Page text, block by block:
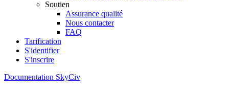
Soutien
Assurance qualité
Nous contacter
FAQ
Tarification
S'identifier
S'inscrire
Documentation SkyCiv